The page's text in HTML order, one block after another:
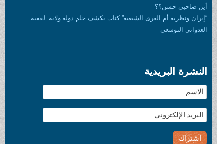
أين صاحبي حسن؟؟
“إيران ونظرية أم القرى الشيعية” كتاب يكشف حلم دولة ولاية الفقيه
العدواني التوسعي
النشرة البريدية